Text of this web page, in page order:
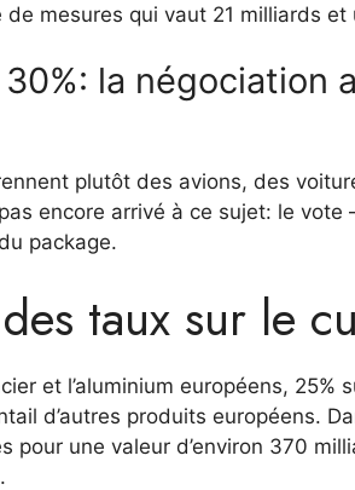
mesures qui vaut 21 milliards
la négociation
plutôt des avions, des
encore arrivé à ce sujet: le vote
package.
taux sur le
et l’aluminium européens, 25%
d’autres produits européens.
une valeur d’environ 370